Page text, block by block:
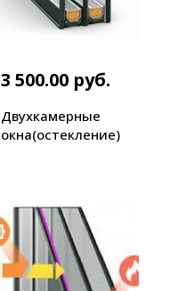
3 500.00 руб.
Двухкамерные
окна(остекление)